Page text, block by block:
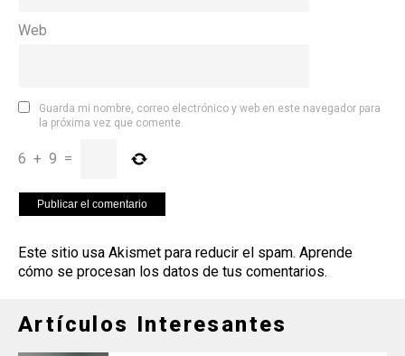
Web
Guarda mi nombre, correo electrónico y web en este navegador para
la próxima vez que comente.
6 + 9 =
Este sitio usa Akismet para reducir el spam. Aprende
cómo se procesan los datos de tus comentarios.
Artículos Interesantes